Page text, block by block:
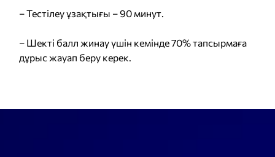
– Тестілеу ұзақтығы – 90 минут.
– Шекті балл жинау үшін кемінде 70% тапсырмаға
дұрыс жауап беру керек.